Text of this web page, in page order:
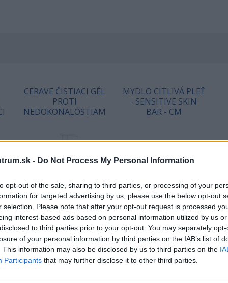
- Do Not Process My Personal Information
opt-out of the sale, sharing to third parties, or processing of your
for targeted advertising by us, please use the below opt-out
selection. Please note that after your opt-out request is processed
interest-based ads based on personal information utilized by us
to third parties prior to your opt-out. You may separately
of your personal information by third parties on the IAB’s list of
This information may also be disclosed by us to third parties on the
Participants that may further disclose it to other third parties.
CERAVE ČISTIACI GÉL
PROTI
NEDOKONALOSTIAM
Čistiaci gél proti
nedokonalostiam pre pleť a
pokožku so sklonom k
tvorbe pupienkov, čiernych
MYDLO CITLIVÁ PLEŤ
- SENSITIVE SKIN
BAR - CM
Prírodné rastlinné pevné
mydlo obohatené o
mandľový olej a vitamín E.
Jemne vyčistí a zvláčni veľmi